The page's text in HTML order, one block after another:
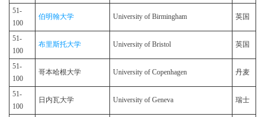
51-
100
伯明翰大学 University of Birmingham 英国
51-
100
布里斯托大学 University of Bristol 英国
51-
100
哥本哈根大学 University of Copenhagen 丹麦
51-
100
日内瓦大学 University of Geneva 瑞士